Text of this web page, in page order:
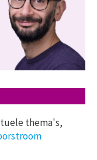
thema's,